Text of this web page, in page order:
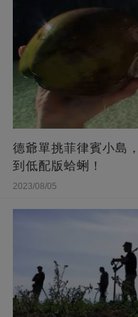
德爺單挑菲律賓小島
到低配版蛤蜊！
2023/08/05